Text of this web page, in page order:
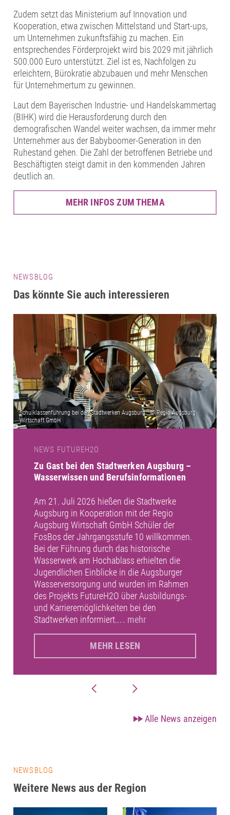
Zudem setzt das Ministerium auf Innovation und
Kooperation, etwa zwischen Mittelstand und Start-ups,
um Unternehmen zukunftsfähig zu machen. Ein
entsprechendes Förderprojekt wird bis 2029 mit jährlich
500.000 Euro unterstützt. Ziel ist es, Nachfolgen zu
erleichtern, Bürokratie abzubauen und mehr Menschen
für Unternehmertum zu gewinnen.
Laut dem Bayerischen Industrie- und Handelskammertag
(BIHK) wird die Herausforderung durch den
demografischen Wandel weiter wachsen, da immer mehr
Unternehmer aus der Babyboomer-Generation in den
Ruhestand gehen. Die Zahl der betroffenen Betriebe und
Beschäftigten steigt damit in den kommenden Jahren
deutlich an.
MEHR INFOS ZUM THEMA
NEWSBLOG
Das könnte Sie auch interessieren
NEWS FUTUREH2O
Zu Gast bei den Stadtwerken Augsburg –
Wasserwissen und Berufsinformationen
Am 21. Juli 2026 hießen die Stadtwerke
Augsburg in Kooperation mit der Regio
Augsburg Wirtschaft GmbH Schüler der
FosBos der Jahrgangsstufe 10 willkommen.
Bei der Führung durch das historische
Wasserwerk am Hochablass erhielten die
Jugendlichen Einblicke in die Augsburger
Wasserversorgung und wurden im Rahmen
des Projekts FutureH2O über Ausbildungs-
und Karrieremöglichkeiten bei den
Stadtwerken informiert.... mehr
MEHR LESEN
Alle News anzeigen
NEWSBLOG
Weitere News aus der Region